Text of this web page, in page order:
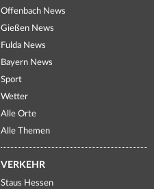
Offenbach News
Gießen News
Fulda News
Bayern News
Sport
Wetter
Alle Orte
Alle Themen
VERKEHR
Staus Hessen